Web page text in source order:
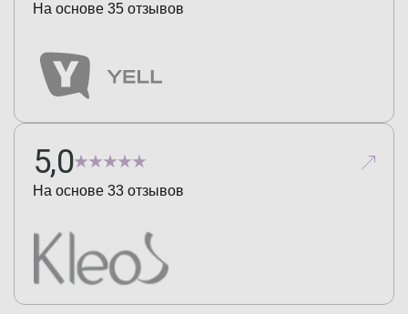
На основе 35 отзывов
5,0
На основе 33 отзывов